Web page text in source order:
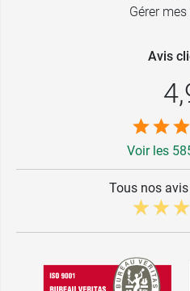
Gérer
Avis
Voir les
Tous nos